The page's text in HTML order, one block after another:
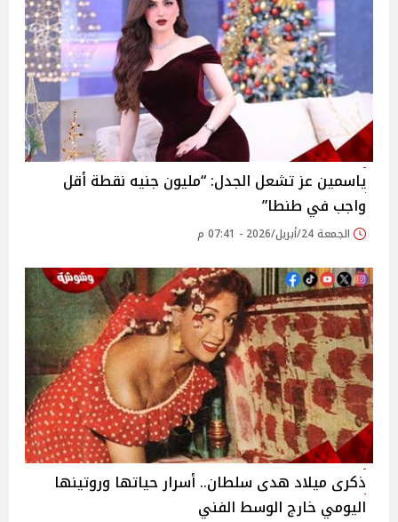
ياسمين عز تشعل الجدل: “مليون جنيه نقطة أقل
واجب في طنطا”
الجمعة 24/أبريل/2026 - 07:41 م
ذكرى ميلاد هدى سلطان.. أسرار حياتها وروتينها
اليومي خارج الوسط الفني